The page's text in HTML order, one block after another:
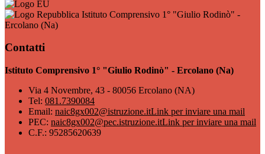
Istituto Comprensivo 1° "Giulio Rodinò" -
Ercolano (Na)
Contatti
Istituto Comprensivo 1° "Giulio Rodinò" - Ercolano (Na)
Via 4 Novembre, 43 - 80056 Ercolano (NA)
Tel: 081.7390084
Email: naic8gx002@istruzione.itLink per inviare una mail
PEC: naic8gx002@pec.istruzione.itLink per inviare una mail
C.F.: 95285620639